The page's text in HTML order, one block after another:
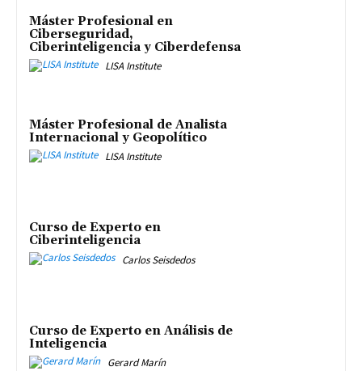
Máster Profesional en
Ciberseguridad,
Ciberinteligencia y Ciberdefensa
LISA Institute
Máster Profesional de Analista
Internacional y Geopolítico
LISA Institute
Curso de Experto en
Ciberinteligencia
Carlos Seisdedos
Curso de Experto en Análisis de
Inteligencia
Gerard Marín